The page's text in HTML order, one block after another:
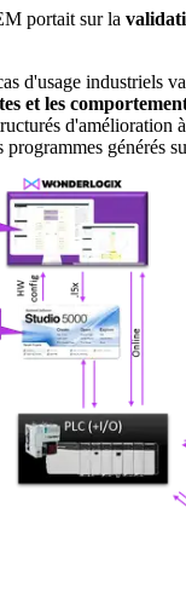
portait sur la
d'usage industriels
et les
d'amélioration
générés